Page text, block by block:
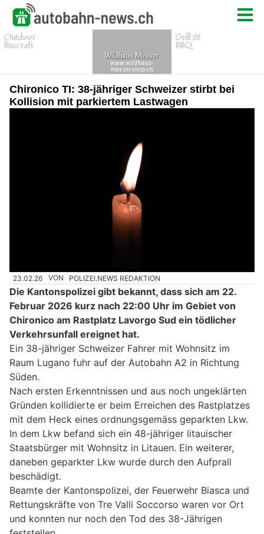
Chironico TI: 38-jähriger Schweizer stirbt bei
Kollision mit parkiertem Lastwagen
23.02.26 VON POLIZEI.NEWS REDAKTION
Die Kantonspolizei gibt bekannt, dass sich am 22.
Februar 2026 kurz nach 22:00 Uhr im Gebiet von
Chironico am Rastplatz Lavorgo Sud ein tödlicher
Verkehrsunfall ereignet hat.
Ein 38-jähriger Schweizer Fahrer mit Wohnsitz im
Raum Lugano fuhr auf der Autobahn A2 in Richtung
Süden.
Nach ersten Erkenntnissen und aus noch ungeklärten
Gründen kollidierte er beim Erreichen des Rastplatzes
mit dem Heck eines ordnungsgemäss geparkten Lkw.
In dem Lkw befand sich ein 48-jähriger litauischer
Staatsbürger mit Wohnsitz in Litauen. Ein weiterer,
daneben geparkter Lkw wurde durch den Aufprall
beschädigt.
Beamte der Kantonspolizei, der Feuerwehr Biasca und
Rettungskräfte von Tre Valli Soccorso waren vor Ort
und konnten nur noch den Tod des 38-Jährigen